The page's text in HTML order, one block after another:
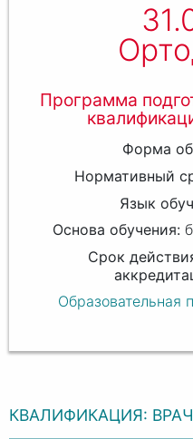
Программа
Образовательная
КВАЛИФИКАЦИЯ: